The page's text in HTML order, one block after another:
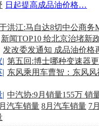
日起提高成品油价格…
洪江:马自达8切中公商务
新闻TOP10 给北京治堵新
发改委发通知 成品油价格
| 第五回:博士哪种变速器
| 东风乘用车曹智：东风风
| 中汽协:9月销量155万 销
汽车销量 8月汽车销量 7